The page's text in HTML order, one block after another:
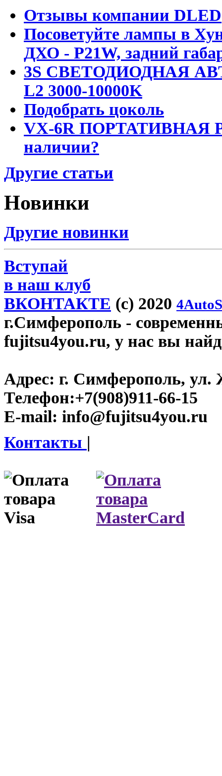
Отзывы компании DLED
Посоветуйте лампы в
ДХО - P21W, задний
3S СВЕТОДИОДНАЯ
L2 3000-10000K
Подобрать цоколь
VX-6R ПОРТАТИВНАЯ
наличии?
Другие статьи
Новинки
Другие новинки
Вступай
в наш клуб
ВКОНТАКТЕ (c) 2020
г.Симферополь -
fujitsu4you.ru, у нас вы
Адрес: г. Симферополь, ул.
Телефон:+7(908)911-66-15
E-mail: info@fujitsu4you.ru
Контакты |